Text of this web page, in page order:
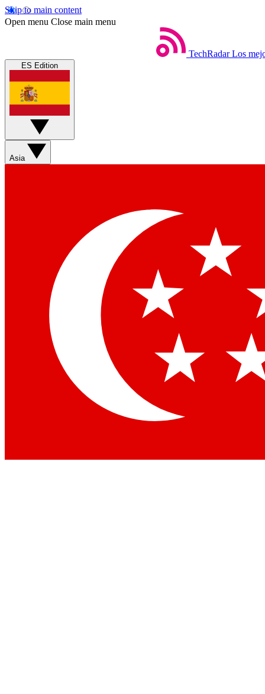
Skip to main content
Open menu Close main menu
TechRadar Los
ES Edition
Asia